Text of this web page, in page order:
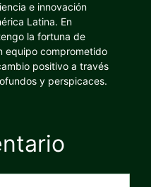
e innovación
Latina. En
la fortuna de
equipo comprometido
positivo a través
y perspicaces.